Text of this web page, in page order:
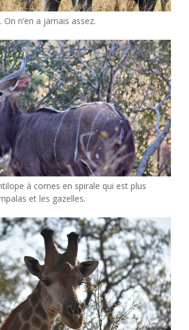
On n’en a jamais assez.
à cornes en spirale qui est plus
et les gazelles.